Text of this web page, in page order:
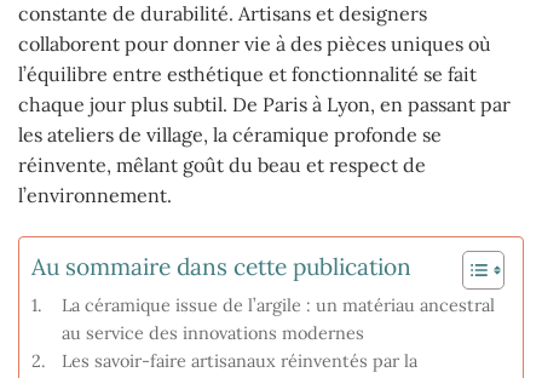
constante de durabilité. Artisans et designers
collaborent pour donner vie à des pièces uniques où
l’équilibre entre esthétique et fonctionnalité se fait
chaque jour plus subtil. De Paris à Lyon, en passant par
les ateliers de village, la céramique profonde se
réinvente, mêlant goût du beau et respect de
l’environnement.
Au sommaire dans cette publication
La céramique issue de l’argile : un matériau ancestral
au service des innovations modernes
Les savoir-faire artisanaux réinventés par la